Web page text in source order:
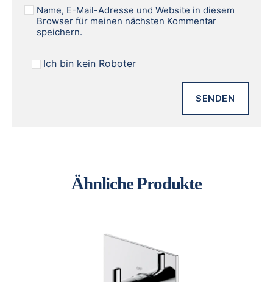
Name, E-Mail-Adresse und Website in diesem
Browser für meinen nächsten Kommentar
speichern.
Ich bin kein Roboter
Ähnliche Produkte